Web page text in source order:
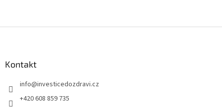
Kontakt
info@investicedozdravi.cz
+420 608 859 735